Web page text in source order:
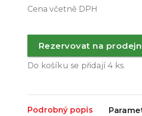
Cena včetně DPH
Rezervovat na
Do košíku se přidají4ks.
Podrobný popis